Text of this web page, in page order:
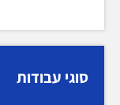
סוגי עבודות